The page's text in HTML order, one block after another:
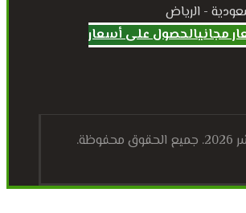
- الرياض
مجانيالحصول على أسعار